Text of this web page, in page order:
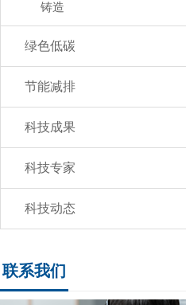
铸造
绿色低碳
节能减排
科技成果
科技专家
科技动态
联系我们